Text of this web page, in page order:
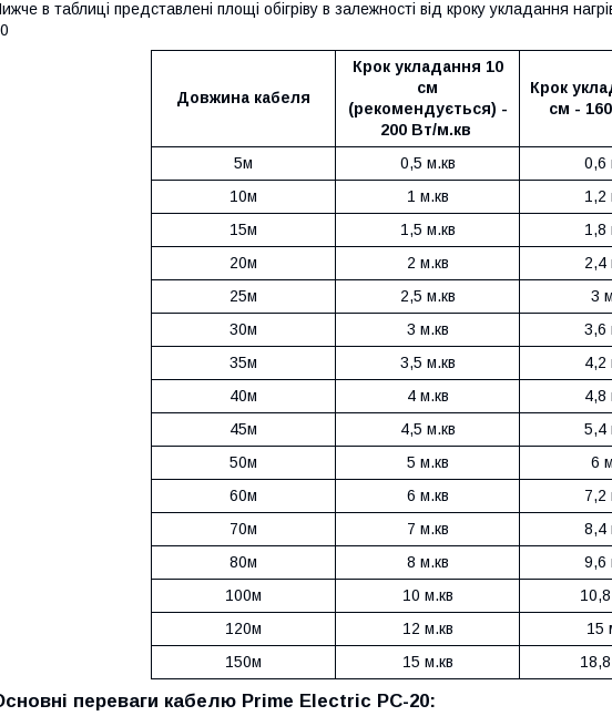
в таблиці представлені площі обігріву в залежності від кроку укладання
Довжина кабеля
Крок укладання 10
см
(рекомендується) -
200 Вт/м.кв
Крок
см -
5м 0,5 м.кв
0,6
10м
1 м.кв
1,2
15м
1,5 м.кв
1,8
20м
2 м.кв
2,4
25м
2,5 м.кв
3
30м
3 м.кв
3,6
35м
3,5 м.кв
4,2
40м
4 м.кв
4,8
45м
4,5 м.кв
5,4
50м
5 м.кв
6
60м
6 м.кв
7,2
70м
7 м.кв
8,4
80м
8 м.кв
9,6
100м
10 м.кв
120м
12 м.кв
15
150м
15 м.кв
переваги кабелю Prime Electric PC-20: